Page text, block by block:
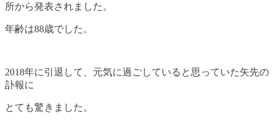
所から発表されました。
年齢は88歳でした。
2018年に引退して、元気に過ごしていると思っていた矢先の
訃報に
とても驚きました。